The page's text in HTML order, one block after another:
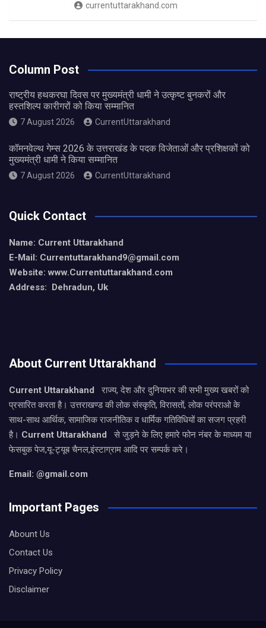
currentuttarakhand.com
Column Post
राष्ट्रीय हथकरघा दिवस पर मुख्यमंत्री धामी ने उत्कृष्ट बुनकरों और
हस्तशिल्प कारीगरों को किया सम्मानित
7 August 2026 CurrentUttarakhand
कॉमनवेल्थ गेम्स 2026 के उत्तराखंड के पदक विजेताओं और प्रशिक्षकों को
मुख्यमंत्री धामी ने किया सम्मानित
7 August 2026 CurrentUttarakhand
Quick Contact
Name: Current Uttarakhand
E-Mail: Currentuttarakhand9@gmail.com
Website: www.Currentuttarakhand.com
Address: Dehradun, Uk
About Current Uttarakhand
Current Uttarakhand
राज्य, देश और दुनियाभर की सभी मुख्य खबरों को
प्रसारित करता है। उत्तराखण्ड की लोक संस्कृति, विरासतों, लोक परंपराओ के
साथ-साथ आर्थिक, सामाजिक राजनीतिक व धार्मिक गतिविधियों का सजग प्रहरी
है। Current Uttarakhand
से जुड़ने के लिए हमारे फोन नंबर के माध्यम या
फेसबुक पेज,यू-ट्यूब चैनल,इंस्टाग्राम आदि पर सम्पर्क करे।
Email: @gmail.com
Important Pages
Abount Us
Contact Us
Privacy Policy
Disclaimer